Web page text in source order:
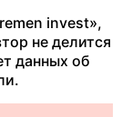
invest»,
не делится
данных об